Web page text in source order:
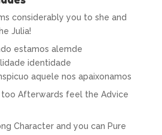
considerably you to she and
Julia!
estamos alemde
identidade
aquele nos apaixonamos
too Afterwards feel the Advice
Character and you can Pure